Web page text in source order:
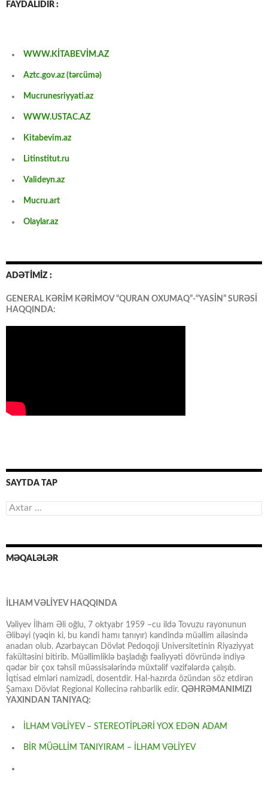
FAYDALIDIR :
WWW.KİTABEVİM.AZ
Aztc.gov.az (tərcümə)
Mucrunesriyyati.az
WWW.USTAC.AZ
Kitabevim.az
Litinstitut.ru
Valideyn.az
Mucru.art
Olaylar.az
ADƏTİMİZ :
GENERAL KƏRİM KƏRİMOV “QURAN OXUMAQ”-“YASİN” SURƏSİ
HAQQINDA:
SAYTDA TAP
Axtarış:
MƏQALƏLƏR
İLHAM VƏLİYEV HAQQINDA
Vəliyev İlham Əli oğlu, 7 oktyabr 1959 –cu ildə Tovuzu rayonunun
Əlibəyi (yəqin ki, bu kəndi hamı tanıyır) kəndində müəllim ailəsində
anadan olub. Azərbaycan Dövlət Pedoqoji Universitetinin Riyaziyyat
fakültəsini bitirib. Müəllimliklə başladığı fəaliyyəti dövründə indiyə
qədər bir çox təhsil müəssisələrində müxtəlif vəzifələrdə çalışıb.
İqtisad elmləri namizədi, dosentdir. Hal-hazırda özündən söz etdirən
Şamaxı Dövlət Regional Kollecinə rəhbərlik edir. QƏHRƏMANIMIZI
YAXINDAN TANIYAQ:
İLHAM VƏLİYEV – STEREOTİPLƏRİ YOX EDƏN ADAM
BİR MÜƏLLİM TANIYIRAM – İLHAM VƏLİYEV